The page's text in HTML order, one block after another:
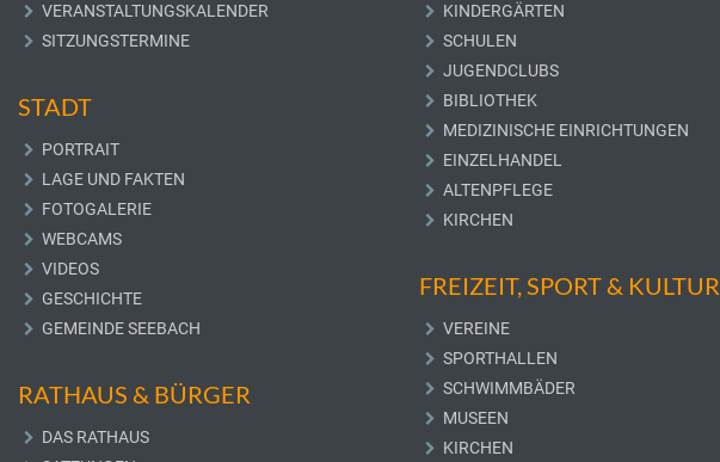
VERANSTALTUNGSKALENDER
SITZUNGSTERMINE
STADT
PORTRAIT
LAGE UND FAKTEN
FOTOGALERIE
WEBCAMS
VIDEOS
GESCHICHTE
GEMEINDE SEEBACH
RATHAUS & BÜRGER
DAS RATHAUS
KINDERGÄRTEN
SCHULEN
JUGENDCLUBS
BIBLIOTHEK
MEDIZINISCHE EINRICHTUNGEN
EINZELHANDEL
ALTENPFLEGE
KIRCHEN
FREIZEIT, SPORT & KULTUR
VEREINE
SPORTHALLEN
SCHWIMMBÄDER
MUSEEN
KIRCHEN